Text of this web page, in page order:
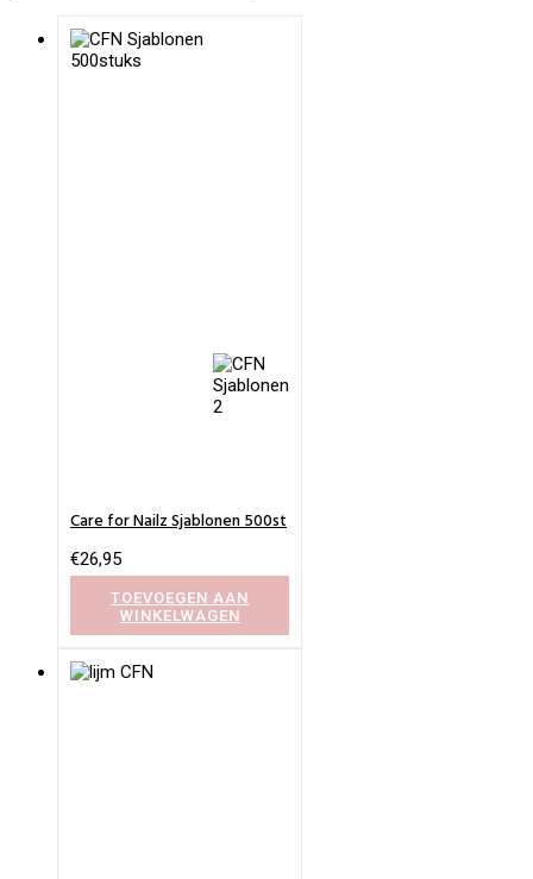
Care for Nailz Sjablonen 500st
€26,95
TOEVOEGEN AAN
WINKELWAGEN